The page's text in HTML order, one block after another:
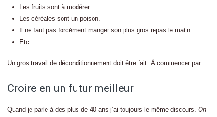
Les fruits sont à modérer.
Les céréales sont un poison.
Il ne faut pas forcément manger son plus gros repas le matin.
Etc.
Un gros travail de déconditionnement doit être fait. À commencer par…
Croire en un futur meilleur
Quand je parle à des plus de 40 ans j’ai toujours le même discours. On